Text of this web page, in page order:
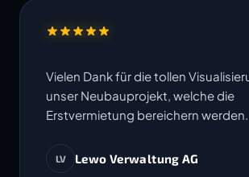
Vielen Dank für die tollen
unser Neubauprojekt, welche die
Erstvermietung bereichern werden.
LV Lewo Verwaltung AG